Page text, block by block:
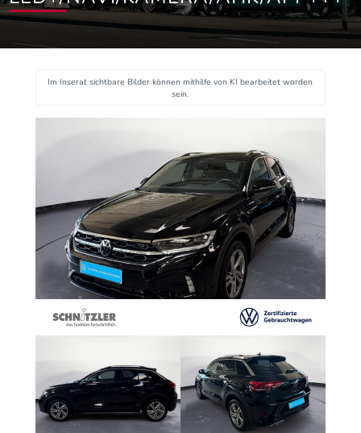
Im Inserat sichtbare Bilder können mithilfe von KI bearbeitet worden
sein.